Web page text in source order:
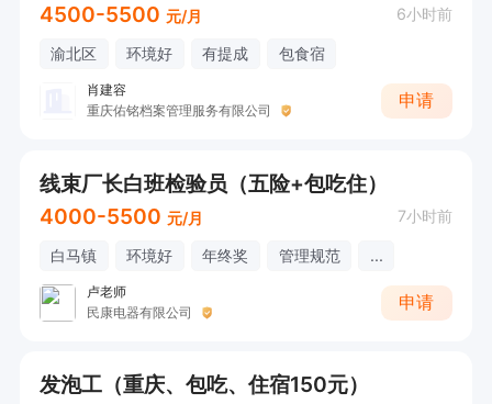
4500-5500 元/月 6小时前
渝北区 环境好 有提成 包食宿
肖建容
重庆佑铭档案管理服务有限公司
申请
线束厂长白班检验员（五险+包吃住）
4000-5500 元/月 7小时前
白马镇 环境好 年终奖 管理规范 ...
卢老师
民康电器有限公司
申请
发泡工（重庆、包吃、住宿150元）